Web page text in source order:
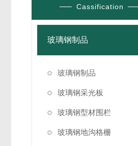
Cassification
玻璃钢制品
玻璃钢制品
玻璃钢采光板
玻璃钢型材围栏
玻璃钢地沟格栅